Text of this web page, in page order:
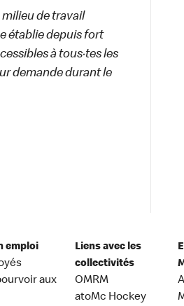
milieu de travail
établie depuis fort
à tous·tes les
demande durant le
emploi
aux
Liens avec les
collectivités
OMRM
atoMc Hockey